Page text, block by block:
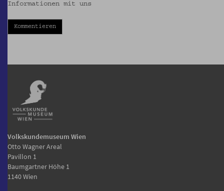
Informationen mit uns
Kommentieren
Volkskundemuseum Wien
Otto Wagner Areal
Pavillon 1
Baumgartner Höhe 1
1140 Wien